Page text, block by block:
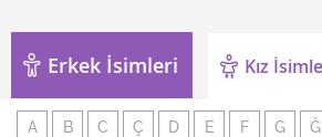
Erkek İsimleri Kız
A B C Ç D E F G Ğ